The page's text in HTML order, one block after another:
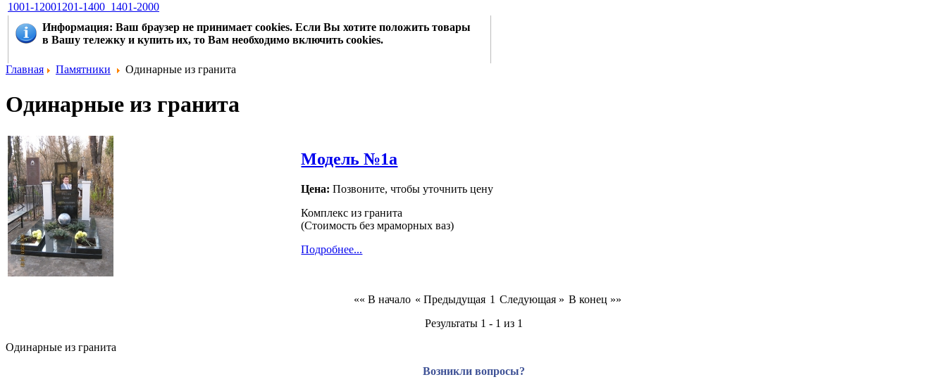
1001-12001201-1400 1401-2000
Информация: Ваш браузер не принимает cookies. Если Вы хотите положить товары
в Вашу тележку и купить их, то Вам необходимо включить cookies.
Главная Памятники Одинарные из гранита
Одинарные из гранита
Модель №1а
Цена: Позвоните, чтобы уточнить цену
Комплекс из гранита
(Стоимость без мраморных ваз)
Подробнее...
«« В начало « Предыдущая 1 Следующая » В конец »»
Результаты 1 - 1 из 1
Одинарные из гранита
Возникли вопросы?